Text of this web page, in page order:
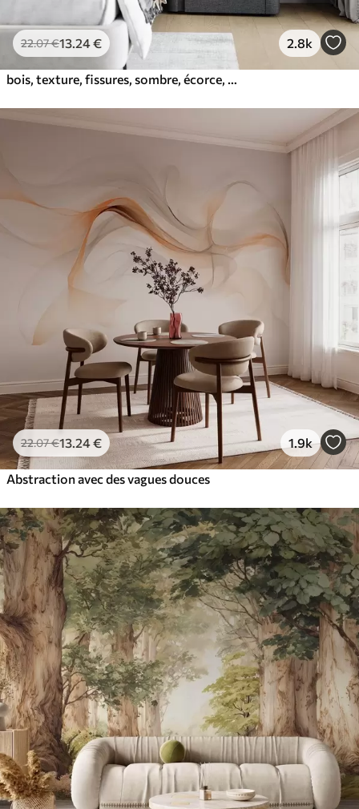
22.07€13 .24€ 2.8k
22.07€13 .24€ 1.9k
Abstraction avec des vagues douces